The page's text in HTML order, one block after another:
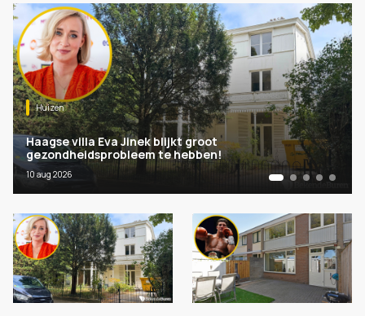
Huizen
Haagse villa Eva Jinek blijkt groot
gezondheidsprobleem te hebben!
10 aug 2026